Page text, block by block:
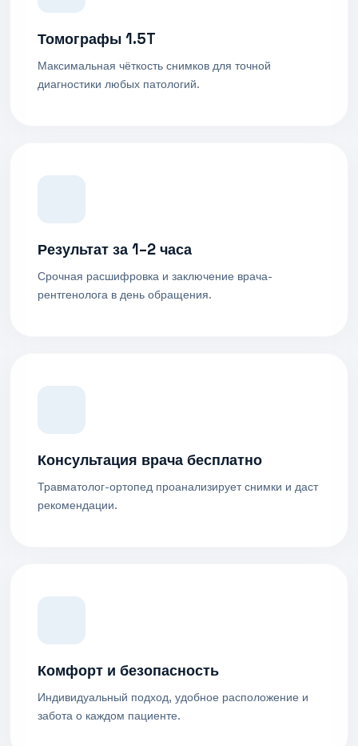
Томографы 1.5T
Максимальная чёткость снимков для точной
диагностики любых патологий.
Результат за 1–2 часа
Срочная расшифровка и заключение врача-
рентгенолога в день обращения.
Консультация врача бесплатно
Травматолог-ортопед проанализирует снимки и даст
рекомендации.
Комфорт и безопасность
Индивидуальный подход, удобное расположение и
забота о каждом пациенте.